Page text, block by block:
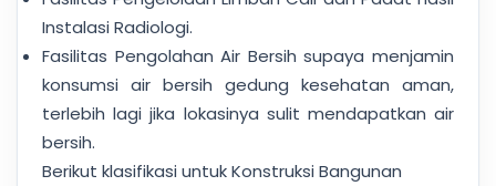
Instalasi Radiologi.
Fasilitas Pengolahan Air Bersih supaya menjamin
konsumsi air bersih gedung kesehatan aman,
terlebih lagi jika lokasinya sulit mendapatkan air
bersih.
Berikut klasifikasi untuk Konstruksi Bangunan